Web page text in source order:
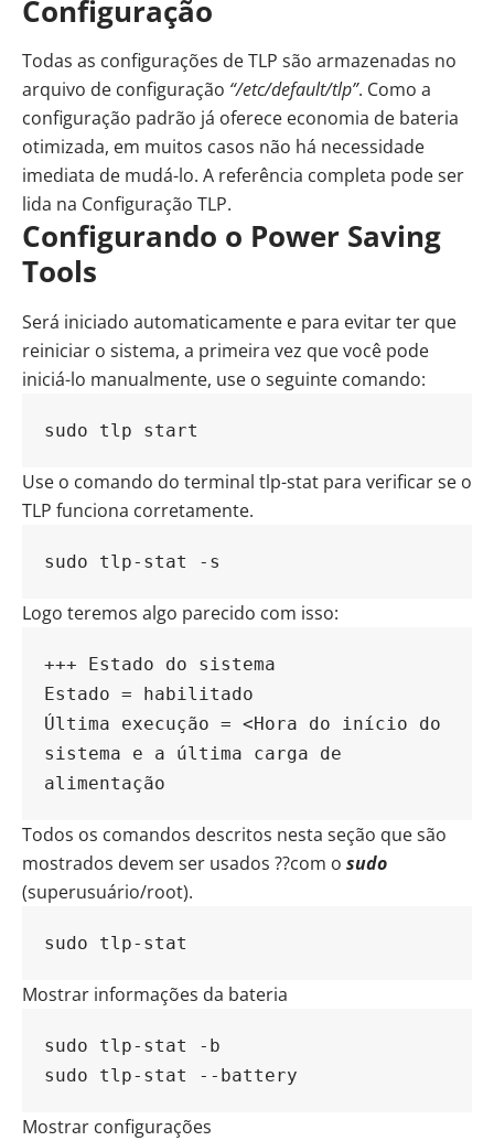
Configuração
Todas as configurações de TLP são armazenadas no
arquivo de configuração “/etc/default/tlp”. Como a
configuração padrão já oferece economia de bateria
otimizada, em muitos casos não há necessidade
imediata de mudá-lo. A referência completa pode ser
lida na Configuração TLP.
Configurando o Power Saving
Tools
Será iniciado automaticamente e para evitar ter que
reiniciar o sistema, a primeira vez que você pode
iniciá-lo manualmente, use o seguinte comando:
sudo tlp start
Use o comando do terminal tlp-stat para verificar se o
TLP funciona corretamente.
sudo tlp-stat -s
Logo teremos algo parecido com isso:
+++ Estado do sistema
Estado = habilitado
Última execução = <Hora do início do
sistema e a última carga de
alimentação
Todos os comandos descritos nesta seção que são
mostrados devem ser usados ??com o sudo
(superusuário/root).
sudo tlp-stat
Mostrar informações da bateria
sudo tlp-stat -b
sudo tlp-stat --battery
Mostrar configurações